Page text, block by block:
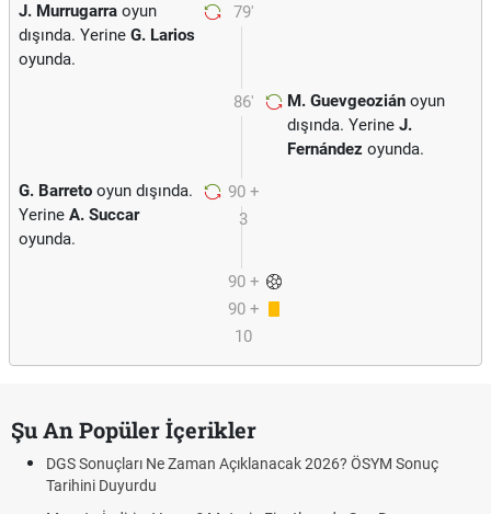
79'
J. Murrugarra oyun
dışında. Yerine G. Larios
oyunda.
86' M. Guevgeozián oyun
dışında. Yerine J.
Fernández oyunda.
90 +
3
G. Barreto oyun dışında.
Yerine A. Succar
oyunda.
90 +
9
90 +
10
Şu An Popüler İçerikler
DGS Sonuçları Ne Zaman Açıklanacak 2026? ÖSYM Sonuç
Tarihini Duyurdu